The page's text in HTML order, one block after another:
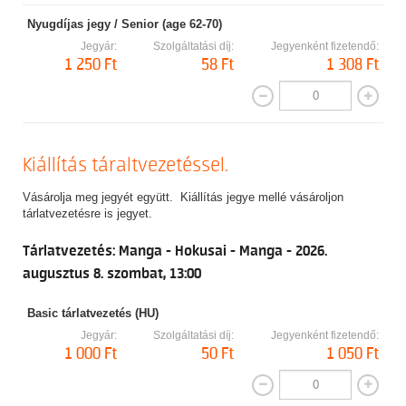
Nyugdíjas jegy / Senior (age 62-70)
Jegyár:
1 250 Ft
Szolgáltatási díj:
58 Ft
Jegyenként fizetendő:
1 308 Ft
Kiállítás táraltvezetéssel.
Vásárolja meg jegyét együtt. Kiállítás jegye mellé vásároljon
tárlatvezetésre is jegyet.
Tárlatvezetés: Manga - Hokusai - Manga - 2026.
augusztus 8. szombat, 13:00
Basic tárlatvezetés (HU)
Jegyár:
1 000 Ft
Szolgáltatási díj:
50 Ft
Jegyenként fizetendő:
1 050 Ft